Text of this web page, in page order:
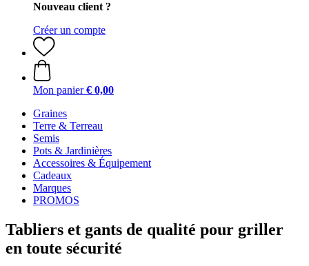
Nouveau client ?
Créer un compte
Mon panier € 0,00
Graines
Terre & Terreau
Semis
Pots & Jardinières
Accessoires & Équipement
Cadeaux
Marques
PROMOS
Tabliers et gants de qualité pour griller
en toute sécurité